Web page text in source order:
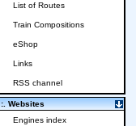
List of Routes
Train Compositions
eShop
Links
RSS channel
:. Websites
Engines index